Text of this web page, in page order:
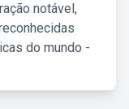
notável,
do mundo -